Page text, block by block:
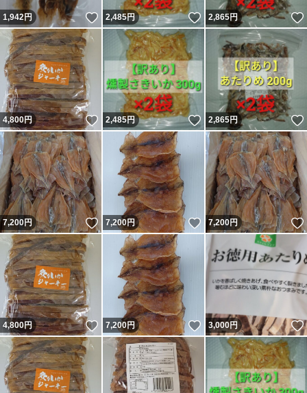
1,942円 いいね！
2,485円 いいね！
2,865円
4,800円 いいね！
2,485円 いいね！
2,865円
7,200円 いいね！
7,200円 いいね！
7,200円
4,800円 いいね！
7,200円 いいね！
3,000円